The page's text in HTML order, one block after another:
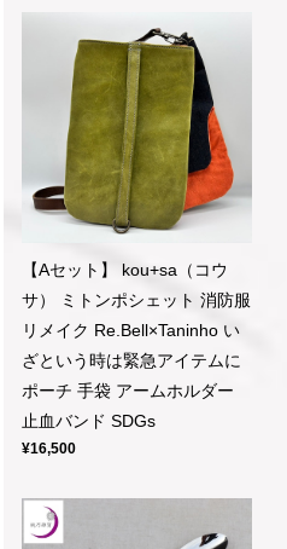
【Aセット】 kou+sa（コウ
サ） ミトンポシェット 消防服
リメイク Re.Bell×Taninho い
ざという時は緊急アイテムに
ポーチ 手袋 アームホルダー
止血バンド SDGs
¥16,500